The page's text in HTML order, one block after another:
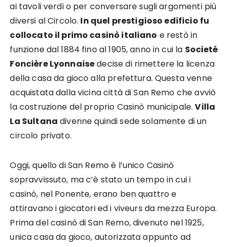
ai tavoli verdi o per conversare sugli argomenti più
diversi al Circolo. In quel prestigioso edificio fu
collocato il primo casinò italiano e restò in
funzione dal 1884 fino al 1905, anno in cui la Societé
Foncière Lyonnaisedecise di rimettere la licenza
della casa da gioco alla prefettura. Questa venne
acquistata dalla vicina città di San Remo che avviò
la costruzione del proprio Casinò municipale.Villa
La Sultana divenne quindi sede solamente di un
circolo privato.
Oggi, quello di San Remo è l’unico Casinò
sopravvissuto, ma c’è stato un tempo in cui i
casinò, nel Ponente, erano ben quattro e
attiravano i giocatori ed i viveurs da mezza Europa.
Prima del casinò di San Remo, divenuto nel 1925,
unica casa da gioco, autorizzata appunto ad